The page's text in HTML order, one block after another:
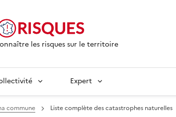
les risques sur le territoire
Expert
commune Liste complète des catastrophes naturelles